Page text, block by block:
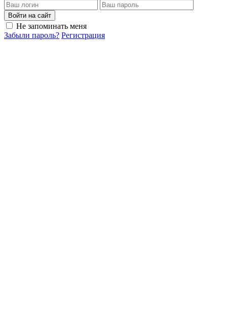
Войти на сайт
Не запоминать меня
Забыли пароль? Регистрация